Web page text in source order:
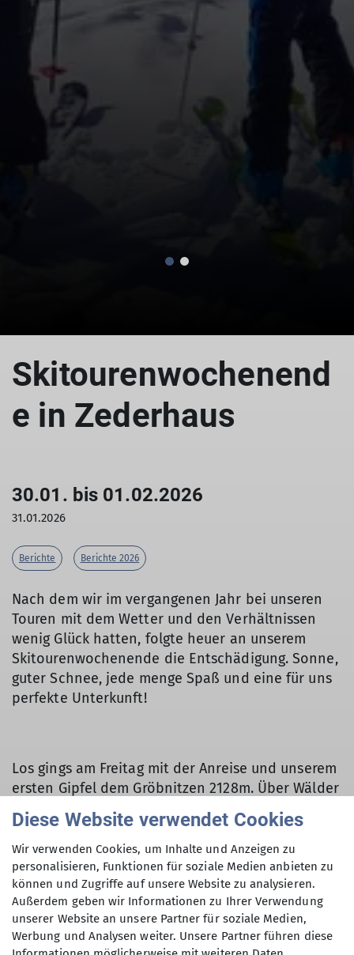
Skitourenwochenend
e in Zederhaus
30.01. bis 01.02.2026
31.01.2026
Berichte Berichte 2026
Nach dem wir im vergangenen Jahr bei unseren
Touren mit dem Wetter und den Verhältnissen
wenig Glück hatten, folgte heuer an unserem
Skitourenwochenende die Entschädigung. Sonne,
guter Schnee, jede menge Spaß und eine für uns
perfekte Unterkunft!
Los gings am Freitag mit der Anreise und unserem
ersten Gipfel dem Gröbnitzen 2128m. Über Wälder
und einem Traumhaften Skihang führte uns der
Aufstieg über die Rothenwänderalm zum
jungfräulichen Gipfelhang des Gröbnitzen. Hier
hatten wir die Ehre die Aufstiegsspur anzulegen
und natürlich auch abzufahren ;-)
Um Abwechslung ins Wochenende zu bringen,
starteten wir am Samstag von der anderen
Diese Website verwendet Cookies
Wir verwenden Cookies, um Inhalte und Anzeigen zu
personalisieren, Funktionen für soziale Medien anbieten zu
können und Zugriffe auf unsere Website zu analysieren.
Außerdem geben wir Informationen zu Ihrer Verwendung
unserer Website an unsere Partner für soziale Medien,
Werbung und Analysen weiter. Unsere Partner führen diese